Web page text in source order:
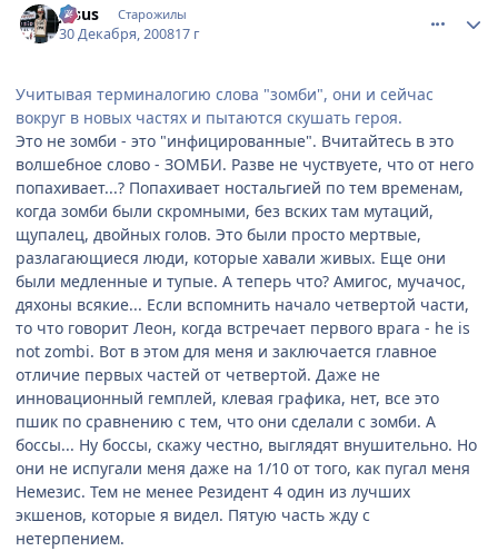
Jesus Старожилы
30 Декабря, 200817 г
Учитывая терминалогию слова "зомби", они и сейчас
вокруг в новых частях и пытаются скушать героя.
Это не зомби - это "инфицированные". Вчитайтесь в это
волшебное слово - ЗОМБИ. Разве не чуствуете, что от него
попахивает...? Попахивает ностальгией по тем временам,
когда зомби были скромными, без вских там мутаций,
щупалец, двойных голов. Это были просто мертвые,
разлагающиеся люди, которые хавали живых. Еще они
были медленные и тупые. А теперь что? Амигос, мучачос,
дяхоны всякие... Если вспомнить начало четвертой части,
то что говорит Леон, когда встречает первого врага - he is
not zombi. Вот в этом для меня и заключается главное
отличие первых частей от четвертой. Даже не
инновационный гемплей, клевая графика, нет, все это
пшик по сравнению с тем, что они сделали с зомби. А
боссы... Ну боссы, скажу честно, выглядят внушительно. Но
они не испугали меня даже на 1/10 от того, как пугал меня
Немезис. Тем не менее Резидент 4 один из лучших
экшенов, которые я видел. Пятую часть жду с
нетерпением.